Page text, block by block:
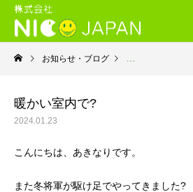
お知らせ・ブログ 就労継続支
暖かい室内で?
2024.01.23
こんにちは、あきなりです。
また冬将軍が駆け足でやってきました?